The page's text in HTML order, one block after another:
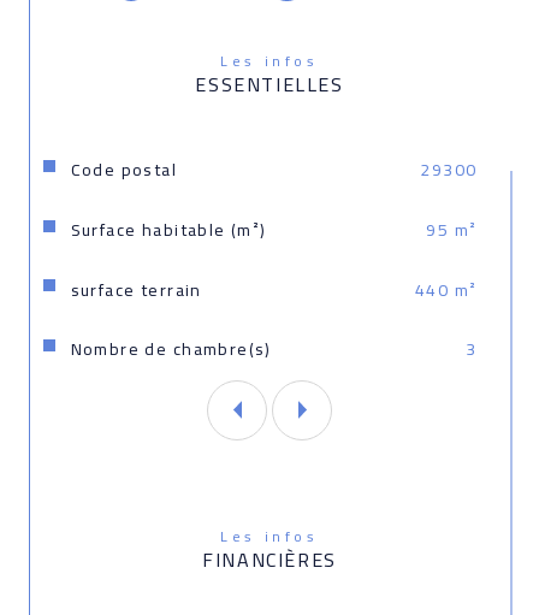
Les infos
ESSENTIELLES
Caractéristiques Valeurs
Code postal
29300
Surface habitable (m²)
95 m²
surface terrain
440 m²
Nombre de chambre(s)
3
disponibles sur le site Géorisques : www.
georisques. gouv. fr
Les infos
FINANCIÈRES